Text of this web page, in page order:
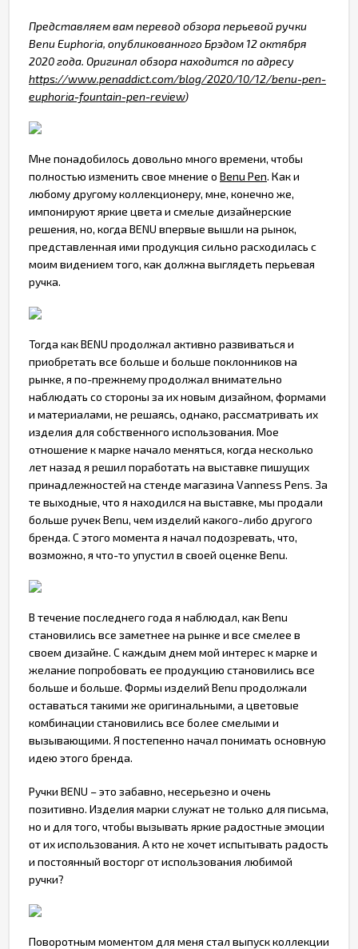
Представляем вам перевод обзора перьевой ручки
BenuEuphoria, опубликованного Брэдом 12 октября
2020 года. Оригинал обзора находится по адресу
https://www.penaddict.com/blog/2020/10/12/benu-pen-
euphoria-fountain-pen-review)
Мне понадобилось довольно много времени, чтобы
полностью изменить свое мнение о Benu Pen. Как и
любому другому коллекционеру, мне, конечно же,
импонируют яркие цвета и смелые дизайнерские
решения, но, когда BENU впервые вышли на рынок,
представленная ими продукция сильно расходилась с
моим видением того, как должна выглядеть перьевая
ручка.
Тогда как BENU продолжал активно развиваться и
приобретать все больше и больше поклонников на
рынке, я по-прежнему продолжал внимательно
наблюдать со стороны за их новым дизайном, формами
и материалами, не решаясь, однако, рассматривать их
изделия для собственного использования. Мое
отношение к марке начало меняться, когда несколько
лет назад я решил поработать на выставке пишущих
принадлежностей на стенде магазина Vanness Pens. За
те выходные, что я находился на выставке, мы продали
больше ручек Benu, чем изделий какого-либо другого
бренда. С этого момента я начал подозревать, что,
возможно, я что-то упустил в своей оценке Benu.
В течение последнего года я наблюдал, как Benu
становились все заметнее на рынке и все смелее в
своем дизайне. С каждым днем мой интерес к марке и
желание попробовать ее продукцию становились все
больше и больше. Формы изделий Bеnu продолжали
оставаться такими же оригинальными, а цветовые
комбинации становились все более смелыми и
вызывающими. Я постепенно начал понимать основную
идею этого бренда.
Ручки BENU – это забавно, несерьезно и очень
позитивно. Изделия марки служат не только для письма,
но и для того, чтобы вызывать яркие радостные эмоции
от их использования. А кто не хочет испытывать радость
и постоянный восторг от использования любимой
ручки?
Поворотным моментом для меня стал выпуск коллекции